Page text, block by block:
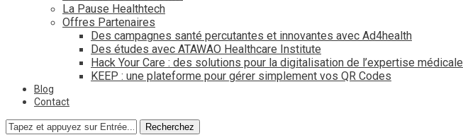
La Pause Healthtech
Offres Partenaires
Des campagnes santé percutantes et innovantes avec Ad4health
Des études avec ATAWAO Healthcare Institute
Hack Your Care : des solutions pour la digitalisation de l’expertise médicale
KEEP : une plateforme pour gérer simplement vos QR Codes
Blog
Contact
Recherchez